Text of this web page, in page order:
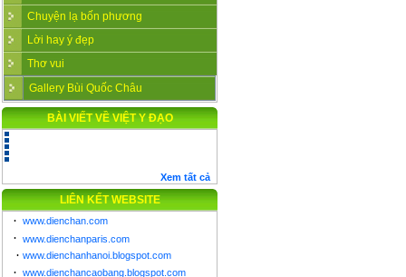
Chuyện lạ bốn phương
Lời hay ý đẹp
Thơ vui
Gallery Bùi Quốc Châu
BÀI VIẾT VỀ VIỆT Y ĐẠO
Xem tất cả
LIÊN KẾT WEBSITE
· www.dienchan.com
· www.dienchanparis.com
· www.dienchanhanoi.blogspot.com
· www.dienchancaobang.blogspot.com